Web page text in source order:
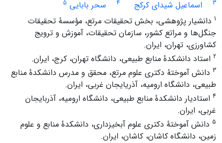
3 اسماعیل شیدای کرکج 4 سحر بابایی 5
1 دانشیار پژوهشی، بخش تحقیقات مرتع، مؤسسۀ تحقیقات
جنگل‌ها و مراتع کشور، سازمان تحقیقات، آموزش و ترویج
کشاورزی، تهران، ایران.
2 استاد دانشکدۀ منابع طبیعی، دانشگاه تهران، کرج، ایران.
3 دانش آموختۀ دکتری علوم مرتع، محقق و مدرس دانشکدۀ منابع
طبیعی، دانشگاه ارومیه، آذریایجان غربی، ایران.
4 استادیار دانشکدۀ منابع طبیعی، دانشگاه ارومیه، آذربایجان
غربی، ایران.
5 دانش آموختۀ دکتری علوم آبخیزداری، دانشکدۀ منابع و علوم
زمین، دانشگاه کاشان، کاشان، ایران.